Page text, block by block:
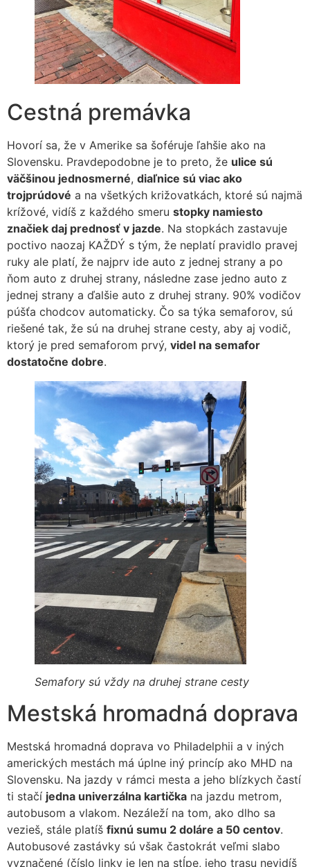
Cestná premávka
Hovorí sa, že v Amerike sa šoféruje ľahšie ako na
Slovensku. Pravdepodobne je to preto, že ulice sú
väčšinou jednosmerné, diaľnice sú viac ako
trojprúdové a na všetkých križovatkách, ktoré sú najmä
krížové, vidíš z každého smeru stopky namiesto
značiek daj prednosť v jazde. Na stopkách zastavuje
poctivo naozaj KAŽDÝ s tým, že neplatí pravidlo pravej
ruky ale platí, že najprv ide auto z jednej strany a po
ňom auto z druhej strany, následne zase jedno auto z
jednej strany a ďalšie auto z druhej strany. 90% vodičov
púšťa chodcov automaticky. Čo sa týka semaforov, sú
riešené tak, že sú na druhej strane cesty, aby aj vodič,
ktorý je pred semaforom prvý, videl na semafor
dostatočne dobre.
Semafory sú vždy na druhej strane cesty
Mestská hromadná doprava
Mestská hromadná doprava vo Philadelphii a v iných
amerických mestách má úplne iný princíp ako MHD na
Slovensku. Na jazdy v rámci mesta a jeho blízkych častí
ti stačí jedna univerzálna kartička na jazdu metrom,
autobusom a vlakom. Nezáleží na tom, ako dlho sa
vezieš, stále platíš fixnú sumu 2 doláre a 50 centov.
Autobusové zastávky sú však častokrát veľmi slabo
vyznačené (číslo linky je len na stĺpe, jeho trasu nevidíš